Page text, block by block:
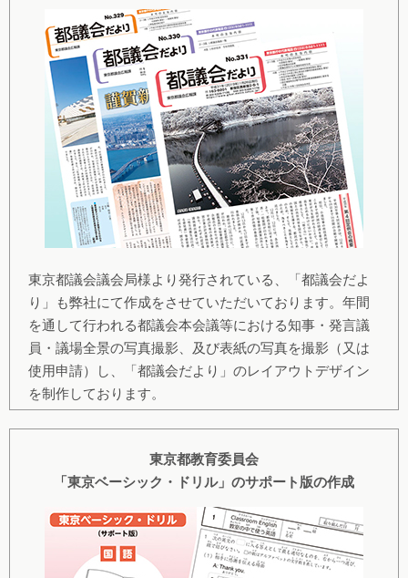
東京都議会議会局様より発行されている、「都議会だよ
り」も弊社にて作成をさせていただいております。年間
を通して行われる都議会本会議等における知事・発言議
員・議場全景の写真撮影、及び表紙の写真を撮影（又は
使用申請）し、「都議会だより」のレイアウトデザイン
を制作しております。
東京都教育委員会
「東京ベーシック・ドリル」のサポート版の作成